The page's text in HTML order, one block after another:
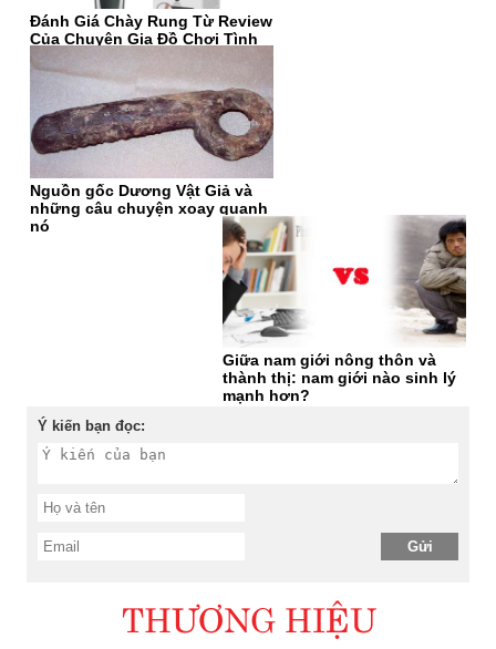
Đánh Giá Chày Rung Từ Review
Của Chuyên Gia Đồ Chơi Tình
Nguồn gốc Dương Vật Giả và
những câu chuyện xoay quanh
nó
Giữa nam giới nông thôn và
thành thị: nam giới nào sinh lý
mạnh hơn?
Ý kiến bạn đọc:
THƯƠNG HIỆU